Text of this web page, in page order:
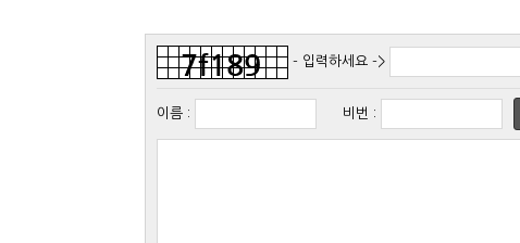
- 입력하세요 ->
이름: 비번 :